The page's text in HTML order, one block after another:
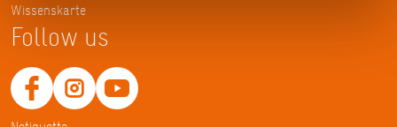
Wissenskarte
Follow us